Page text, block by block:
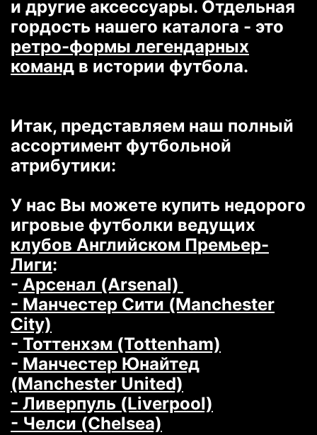
и другие аксессуары. Отдельная
гордость нашего каталога - это
ретро-формы легендарных
команд в истории футбола.
Итак, представляем наш полный
ассортимент футбольной
атрибутики:
У нас Вы можете купить недорого
игровые футболки ведущих
клубов Английском Премьер-
Лиги:
- Арсенал (Arsenal)
- Манчестер Сити (Manchester
City)
- Тоттенхэм (Tottenham)
- Манчестер Юнайтед
(Manchester United)
- Ливерпуль (Liverpool)
- Челси (Chelsea)